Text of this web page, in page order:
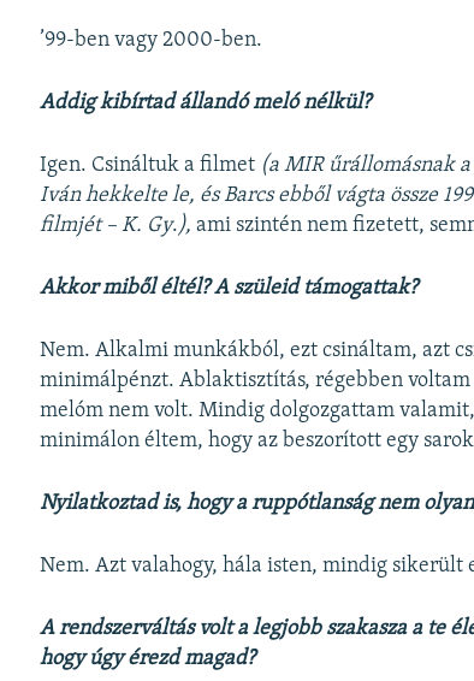
’99-ben vagy 2000-ben.
Addig kibírtad állandó meló nélkül?
Igen. Csináltuk a filmet (a MIR űrállomásnak
Iván hekkelte le, és Barcs ebből vágta össze
filmjét – K. Gy.), ami szintén nem fizetett,
Akkor miből éltél? A szüleid támogattak?
Nem. Alkalmi munkákból, ezt csináltam, azt
minimálpénzt. Ablaktisztítás, régebben
melóm nem volt. Mindig dolgozgattam
minimálon éltem, hogy az beszorított egy
Nyilatkoztad is, hogy a ruppótlanság nem
Nem. Azt valahogy, hála isten, mindig sikerült
A rendszerváltás volt a legjobb szakasza a te
hogy úgy érezd magad?